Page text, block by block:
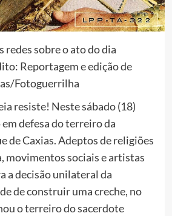
redes sobre o ato do dia
Reportagem e edição de
Fotoguerrilha
resiste! Neste sábado (18)
defesa do terreiro da
de Caxias. Adeptos de religiões
movimentos sociais e artistas
a decisão unilateral da
de construir uma creche, no
o terreiro do sacerdote